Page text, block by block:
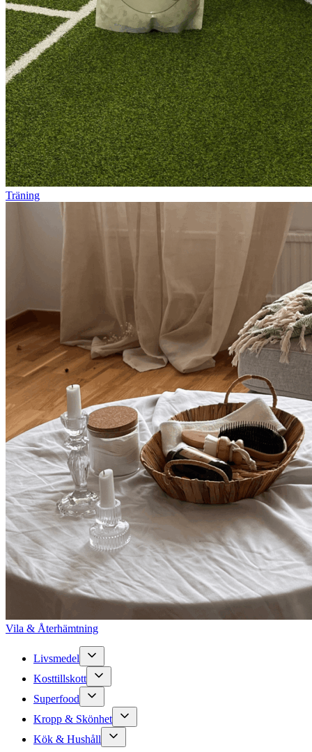
Träning
Vila & Återhämtning
Livsmedel
Kosttillskott
Superfood
Kropp & Skönhet
Kök & Hushåll